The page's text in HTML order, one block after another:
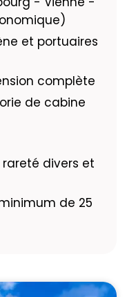
et portuaires
complète
de cabine
rareté divers et
de 25